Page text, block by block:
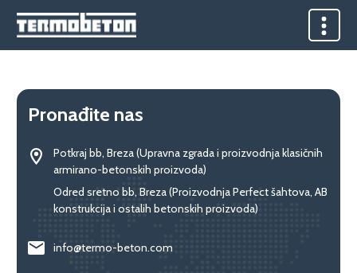
Pronađite nas
Potkraj bb, Breza (Upravna zgrada i proizvodnja klasičnih
armirano-betonskih proizvoda)
Odred sretno bb, Breza (Proizvodnja Perfect šahtova, AB
konstrukcija i ostalih betonskih proizvoda)
info@termo-beton.com